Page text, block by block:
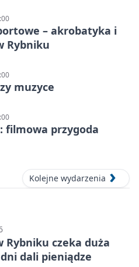
– akrobatyka i
Rybniku
muzyce
filmowa przygoda
Kolejne wydarzenia
Rybniku czeka duża
dali pieniądze